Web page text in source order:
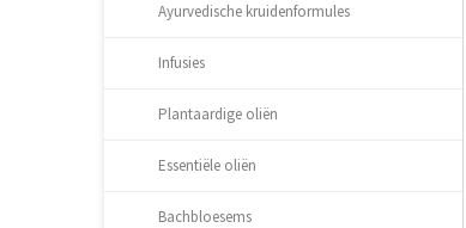
Ayurvedische kruidenformules
Infusies
Plantaardige oliën
Essentiële oliën
Bachbloesems